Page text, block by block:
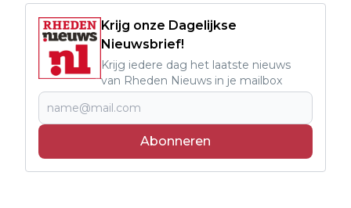
Krijg onze Dagelijkse
Nieuwsbrief!
Krijg iedere dag het laatste nieuws
van Rheden Nieuws in je mailbox
Abonneren